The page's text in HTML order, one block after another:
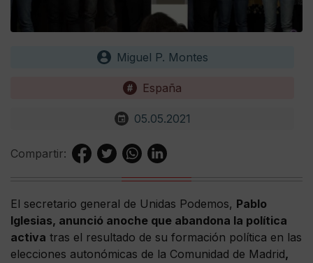
Miguel P. Montes
España
05.05.2021
Compartir:
El secretario general de Unidas Podemos, Pablo
Iglesias, anunció anoche que abandona la política
activa tras el resultado de su formación política en las
elecciones autonómicas de la Comunidad de Madrid,